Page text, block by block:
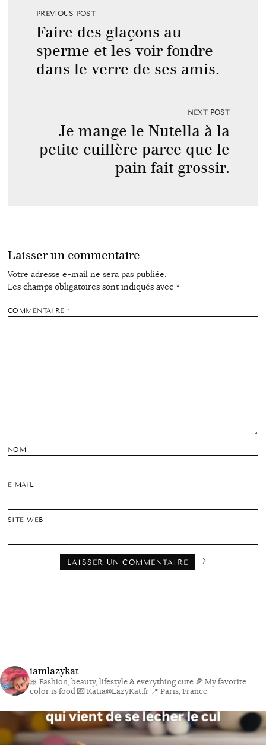
PREVIOUS POST
Faire des glaçons au
sperme et les voir fondre
dans le verre de ses amis.
NEXT POST
Je mange le Nutella à la
petite cuillère parce que le
pain fait grossir.
Laisser un commentaire
Votre adresse e-mail ne sera pas publiée.
Les champs obligatoires sont indiqués avec *
COMMENTAIRE*
NOM
E-MAIL
SITE WEB
iamlazykat
🎀 Fashion, beauty, lifestyle & everything cute 🍕 My favorite
color is food💌 Katia@LazyKat.fr 📍 Paris, France